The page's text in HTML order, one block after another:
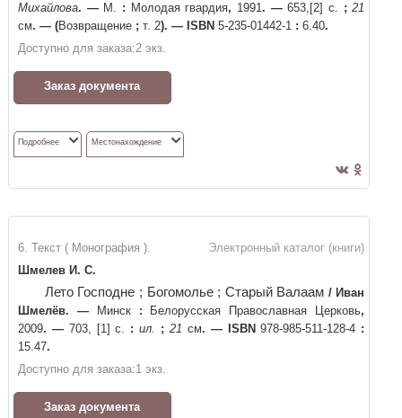
Михайлова. —М. : Молодая гвардия, 1991. —653,[2] c. ; 21
см. — (Возвращение ; т. 2). — ISBN 5-235-01442-1 : 6.40.
Доступно для заказа:2 экз.
Заказ документа
Подробнее Местонахождение
Электронный каталог (книги)
6. Текст ( Монография ).
Шмелев И. С.
Лето Господне ; Богомолье ; Старый Валаам / Иван
Шмелёв. —Минск : Белорусская Православная Церковь,
2009. —703, [1] с. : ил. ; 21 см. — ISBN 978-985-511-128-4 :
15.47.
Доступно для заказа:1 экз.
Заказ документа